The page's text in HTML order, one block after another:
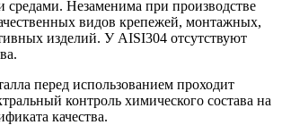
средами. Незаменима при производстве
видов крепежей, монтажных,
изделий. У AISI304 отсутствуют
перед использованием проходит
контроль химического состава на
качества.